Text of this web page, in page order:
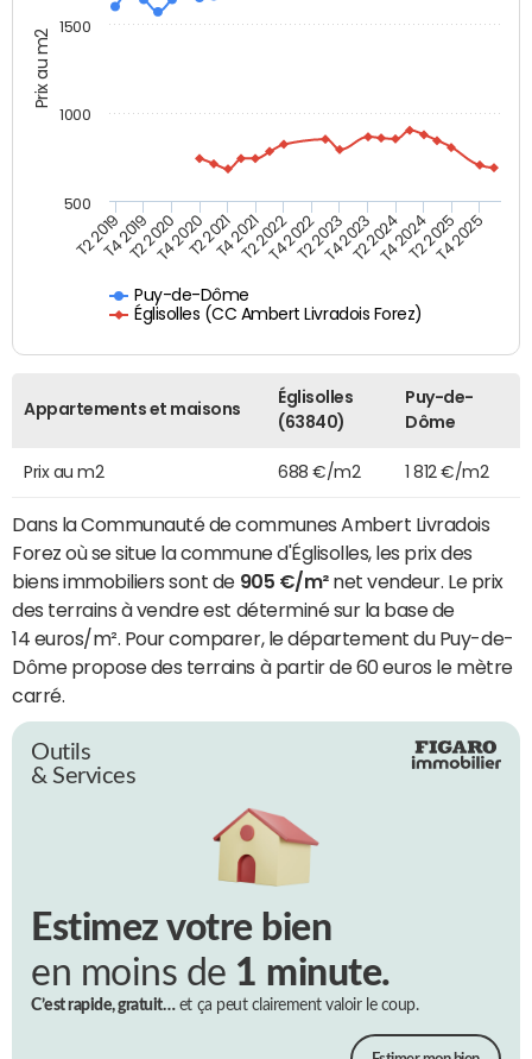
Prix au m2
Puy-de-Dôme
Églisolles (CC Ambert Livradois Forez)
T2 2019T4 2019T2 2020T4 2020T2 2021T4 2021T2 2022T4 2022T2 2023T4 2023T2 2024T4 2024T2 2025T4 2025
500
1000
1500
Appartements et maisons
Églisolles
(63840)
Puy-de-
Dôme
Prix au m2 688 €/m2 1 812 €/m2
Dans la Communauté de communes Ambert Livradois
Forez où se situe la commune d'Églisolles, les prix des
biens immobiliers sont de 905 €/m²net vendeur. Le prix
des terrains à vendre est déterminé sur la base de
14 euros/m². Pour comparer, le département du Puy-de-
Dôme propose des terrains à partir de 60 euros le mètre
carré.
Outils
& Services
Estimez votre bien
en moins de 1 minute.
C’est rapide, gratuit…et ça peut clairement valoir le coup.